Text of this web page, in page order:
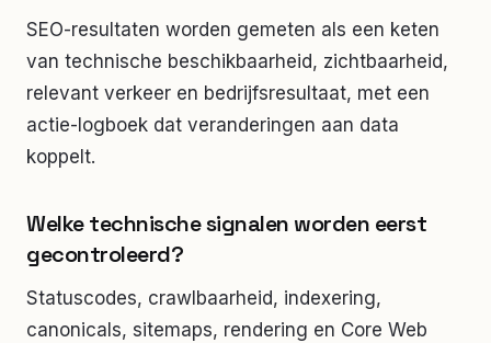
SEO-resultaten worden gemeten als een keten
van technische beschikbaarheid, zichtbaarheid,
relevant verkeer en bedrijfsresultaat, met een
actie-logboek dat veranderingen aan data
koppelt.
Welke technische signalen worden eerst
gecontroleerd?
Statuscodes, crawlbaarheid, indexering,
canonicals, sitemaps, rendering en Core Web